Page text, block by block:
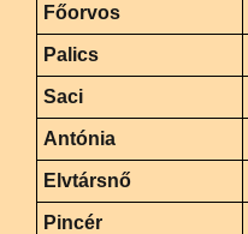
Főorvos
Palics
Saci
Antónia
Elvtársnő
Pincér